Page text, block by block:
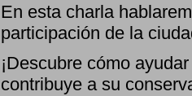
En esta charla
participación de la
¡Descubre cómo
contribuye a su